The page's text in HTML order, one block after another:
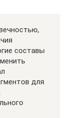
составы
для